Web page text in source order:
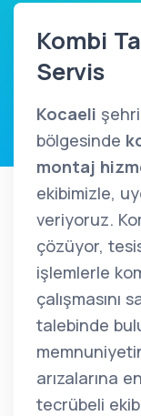
Kombi
Servis
Kocaeli
bölgesinde
montaj
ekibimizle,
veriyoruz.
çözüyor,
işlemlerle
çalışmasını
talebinde
arızalarına
tecrübeli